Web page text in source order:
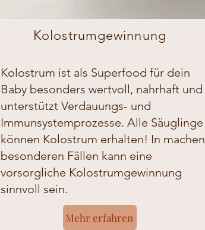
Kolostrumgewinnung
Kolostrum ist als Superfood für dein
Baby besonders wertvoll, nahrhaft und
unterstützt Verdauungs- und
Immunsystemprozesse. Alle Säuglinge
können Kolostrum erhalten! In machen
besonderen Fällen kann eine
vorsorgliche Kolostrumgewinnung
sinnvoll sein.
Mehr erfahren